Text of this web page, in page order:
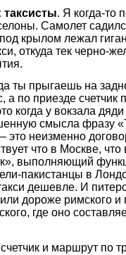
таксисты. Я когда-то
Самолет
крылом лежал
откуда тек черно-
ты прыгаешь на
по приезде счетчик
когда у вокзала
смысла фразу
это неизменно
что в Москве,
выполняющий
пакистанцы в
дешевле. И
дороже римского и
где оно
счетчик и маршрут по